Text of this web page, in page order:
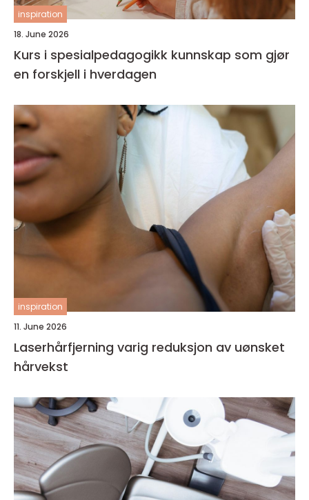
inspiration
18. June 2026
Kurs i spesialpedagogikk kunnskap som gjør
en forskjell i hverdagen
inspiration
11. June 2026
Laserhårfjerning varig reduksjon av uønsket
hårvekst